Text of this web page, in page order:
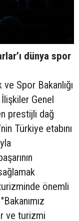
dünya spor
Spor Bakanlığı
Genel
prestijli dağ
Türkiye etabını
önemli
ve turizmi